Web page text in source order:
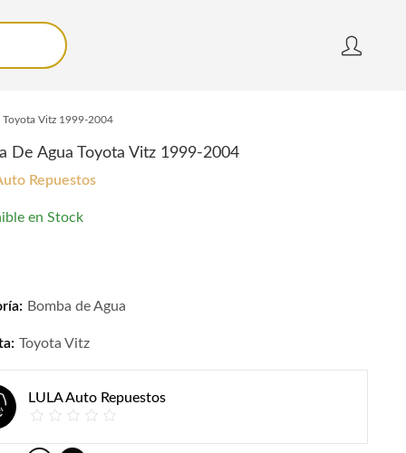
Toyota Vitz 1999-2004
De Agua Toyota Vitz 1999-2004
Repuestos
en Stock
Bomba de Agua
Toyota Vitz
LULA Auto Repuestos